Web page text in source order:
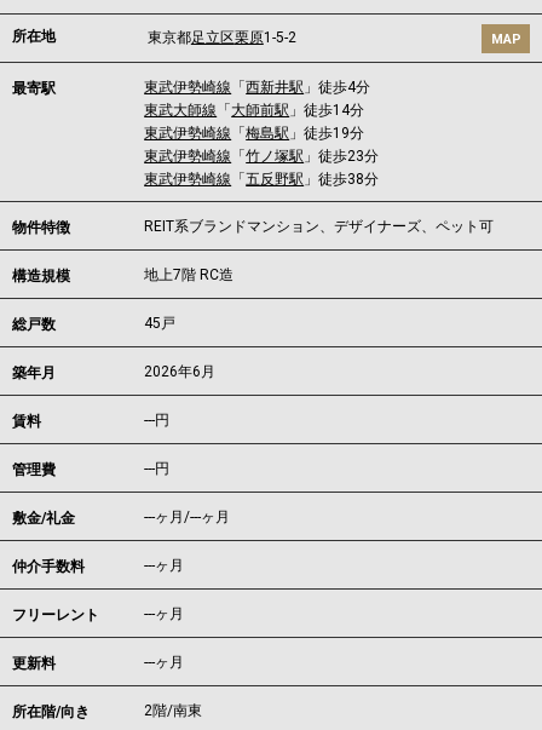
所在地 東京都足立区栗原1-5-2 MAP
最寄駅 東武伊勢崎線 「西新井駅 」徒歩4分
東武大師線 「 大師前駅 」徒歩14分
東武伊勢崎線 「梅島駅 」徒歩19分
東武伊勢崎線 「竹ノ塚駅 」徒歩23分
東武伊勢崎線 「五反野駅 」徒歩38分
物件特徴 REIT系ブランドマンション、デザイナーズ、ペット可
構造規模 地上7階 RC造
総戸数 45戸
築年月 2026年6月
賃料 ---円
管理費 ---円
敷金/礼金 ---ヶ月/---ヶ月
仲介手数料 ---ヶ月
フリーレント ---ヶ月
更新料 ---ヶ月
所在階/向き 2階/南東